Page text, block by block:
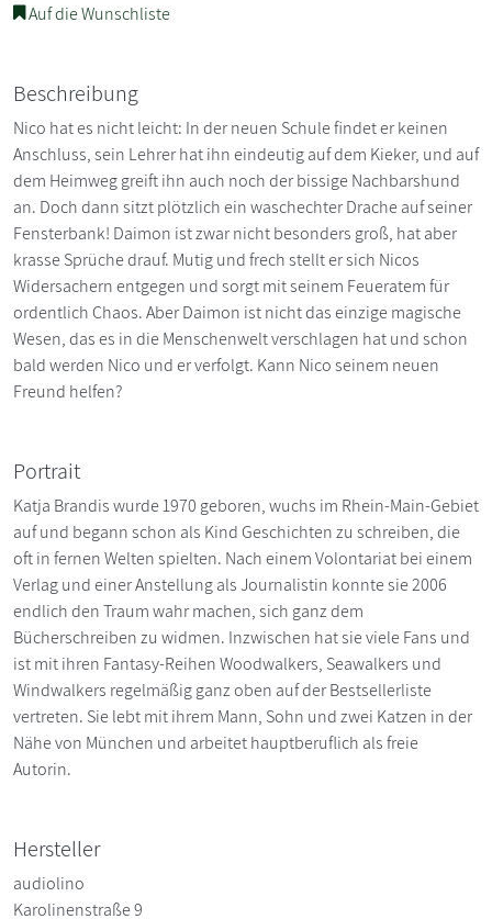
Auf die Wunschliste
Beschreibung
Nico hat es nicht leicht: In der neuen Schule findet er keinen
Anschluss, sein Lehrer hat ihn eindeutig auf dem Kieker, und auf
dem Heimweg greift ihn auch noch der bissige Nachbarshund
an. Doch dann sitzt plötzlich ein waschechter Drache auf seiner
Fensterbank! Daimon ist zwar nicht besonders groß, hat aber
krasse Sprüche drauf. Mutig und frech stellt er sich Nicos
Widersachern entgegen und sorgt mit seinem Feueratem für
ordentlich Chaos. Aber Daimon ist nicht das einzige magische
Wesen, das es in die Menschenwelt verschlagen hat und schon
bald werden Nico und er verfolgt. Kann Nico seinem neuen
Freund helfen?
Portrait
Katja Brandis wurde 1970 geboren, wuchs im Rhein-Main-Gebiet
auf und begann schon als Kind Geschichten zu schreiben, die
oft in fernen Welten spielten. Nach einem Volontariat bei einem
Verlag und einer Anstellung als Journalistin konnte sie 2006
endlich den Traum wahr machen, sich ganz dem
Bücherschreiben zu widmen. Inzwischen hat sie viele Fans und
ist mit ihren Fantasy-Reihen Woodwalkers, Seawalkers und
Windwalkers regelmäßig ganz oben auf der Bestsellerliste
vertreten. Sie lebt mit ihrem Mann, Sohn und zwei Katzen in der
Nähe von München und arbeitet hauptberuflich als freie
Autorin.
Hersteller
audiolino
Karolinenstraße 9